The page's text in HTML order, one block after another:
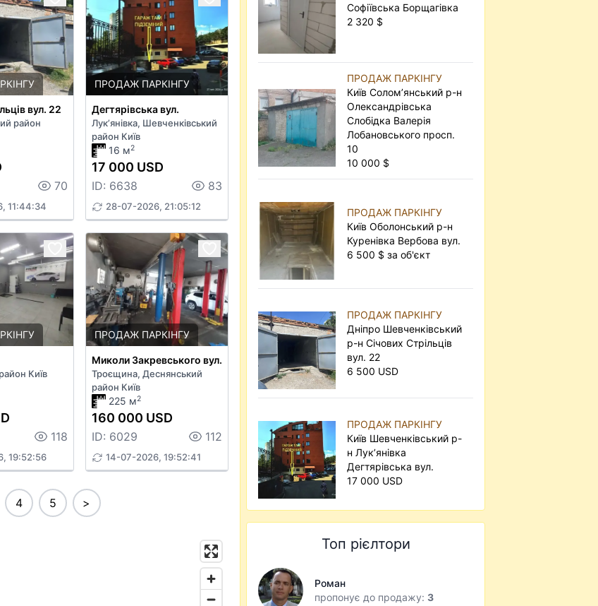
вул. 22
район
70
11:44:34
ПРОДАЖ ПАРКІНГУ
Дегтярівська вул.
Лук’янівка, Шевченківський
район Київ
16 м2
17 000 USD
ID: 6638 83
28-07-2026, 21:05:12
Київ
118
19:52:56
ПРОДАЖ ПАРКІНГУ
Миколи Закревського вул.
Троєщина, Деснянський
район Київ
225 м2
160 000 USD
ID: 6029 112
14-07-2026, 19:52:41
4 5 >
Софіївська Борщагівка
2 320 $
ПРОДАЖ ПАРКІНГУ
Київ Солом’янський р-н
Олександрівська
Слобідка Валерія
Лобановського просп.
10
10 000 $
ПРОДАЖ ПАРКІНГУ
Київ Оболонський р-н
Куренівка Вербова вул.
6 500 $ за об'єкт
ПРОДАЖ ПАРКІНГУ
Дніпро Шевченківський
р-н Січових Стрільців
вул. 22
6 500 USD
ПРОДАЖ ПАРКІНГУ
Київ Шевченківський р-
н Лук’янівка
Дегтярівська вул.
17 000 USD
Топ рієлтори
Роман
пропонує до продажу: 3